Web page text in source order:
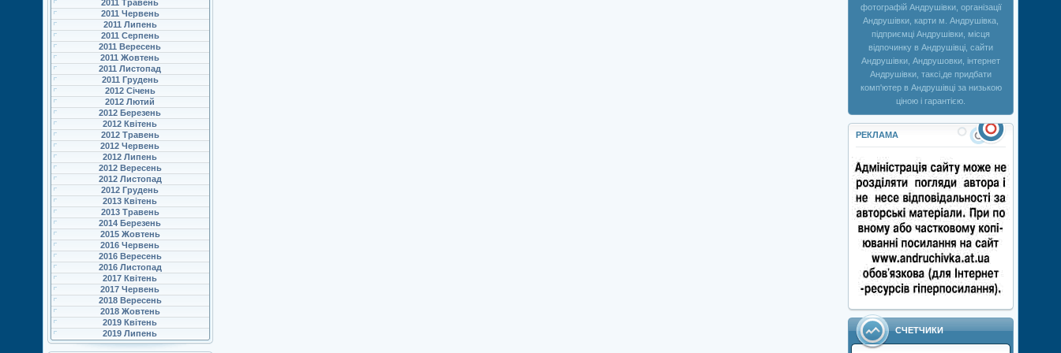
2011 Травень
2011 Червень
2011 Липень
2011 Серпень
2011 Вересень
2011 Жовтень
2011 Листопад
2011 Грудень
2012 Січень
2012 Лютий
2012 Березень
2012 Квітень
2012 Травень
2012 Червень
2012 Липень
2012 Вересень
2012 Листопад
2012 Грудень
2013 Квітень
2013 Травень
2014 Березень
2015 Жовтень
2016 Червень
2016 Вересень
2016 Листопад
2017 Квітень
2017 Червень
2018 Вересень
2018 Жовтень
2019 Квітень
2019 Липень
фотографій Андрушівки, організації
Андрушівки, карти м. Андрушівка,
підприємці Андрушівки, місця
відпочинку в Андрушівці, сайти
Андрушівки, Андрушовки, інтернет
Андрушівки, таксі,де придбати
комп'ютер в Андрушівці за низькою
ціною і гарантією.
РЕКЛАМА
СЧЕТЧИКИ